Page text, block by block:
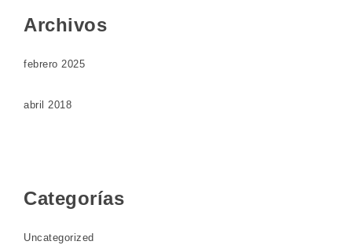
Archivos
febrero 2025
abril 2018
Categorías
Uncategorized